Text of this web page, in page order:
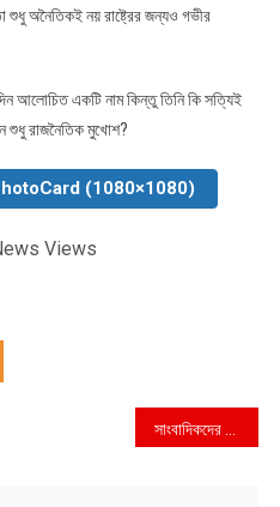
অনৈতিকই নয় রাষ্ট্রের জন্যও গভীর
আলোচিত একটি নাম কিন্তু তিনি কি সত্যিই
শুধু রাজনৈতিক মুখোশ?
(1080×1080)
Views